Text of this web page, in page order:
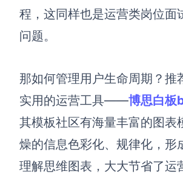
向团队介绍
博思白板boardmix
下载
程，这同样也是运营类岗位面
问题。
那如何管理用户生命周期？ 推
实用的运营工具——博思白
其模板社区有海量丰富的图表
燥的信息色彩化、规律化，形
理解思维图表，大大节省了运